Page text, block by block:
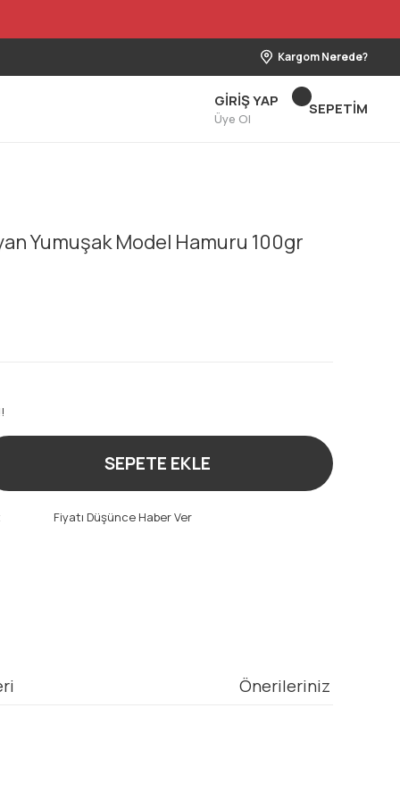
Kargom Nerede?
GİRİŞ YAP
Üye Ol
SEPETİM
Yumuşak Model Hamuru 100gr
SEPETE EKLE
Fiyatı Düşünce Haber Ver
Önerileriniz